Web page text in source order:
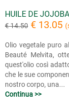
HUILE DE
€ 14.50 € 13.05
Olio vegetale puro
Beauté Melvita,
quest'olio così
che le sue
nostro corpo, una...
Continua >>